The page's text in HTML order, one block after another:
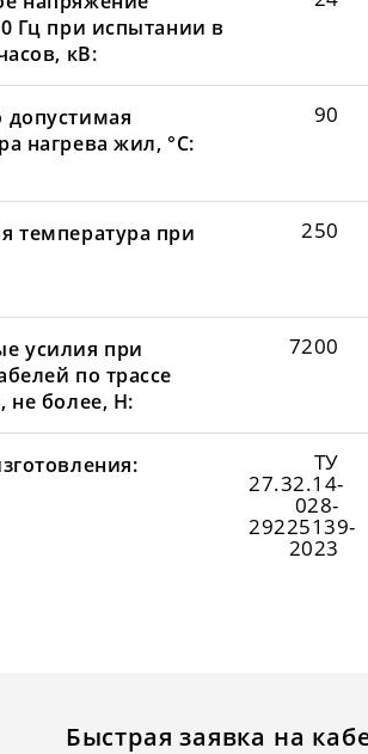
Гц при испытании в
кВ:
допустимая
нагрева жил, °С:
90
температура при
250
усилия при
по трассе
не более, Н:
7200
ТУ
27.32.14-
028-
29225139-
2023
Быстрая заявка на